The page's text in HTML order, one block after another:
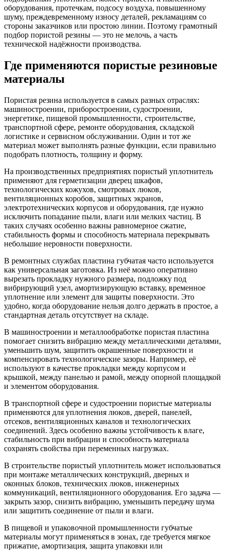
оборудования, протечкам, подсосу воздуха, повышенному
шуму, преждевременному износу деталей, рекламациям со
стороны заказчиков или простою линии. Поэтому грамотный
подбор пористой резины — это не мелочь, а часть
технической надёжности производства.
Где применяются пористые резиновые
материалы
Пористая резина используется в самых разных отраслях:
машиностроении, приборостроении, судостроении,
энергетике, пищевой промышленности, строительстве,
транспортной сфере, ремонте оборудования, складской
логистике и сервисном обслуживании. Один и тот же
материал может выполнять разные функции, если правильно
подобрать плотность, толщину и форму.
На производственных предприятиях пористый уплотнитель
применяют для герметизации дверец шкафов,
технологических кожухов, смотровых люков,
вентиляционных коробов, защитных экранов,
электротехнических корпусов и оборудования, где нужно
исключить попадание пыли, влаги или мелких частиц. В
таких случаях особенно важны равномерное сжатие,
стабильность формы и способность материала перекрывать
небольшие неровности поверхности.
В ремонтных службах пластина губчатая часто используется
как универсальная заготовка. Из неё можно оперативно
вырезать прокладку нужного размера, подложку под
вибрирующий узел, амортизирующую вставку, временное
уплотнение или элемент для защиты поверхности. Это
удобно, когда оборудование нельзя долго держать в простое, а
стандартная деталь отсутствует на складе.
В машиностроении и металлообработке пористая пластина
помогает снизить вибрацию между металлическими деталями,
уменьшить шум, защитить окрашенные поверхности и
компенсировать технологические зазоры. Например, её
используют в качестве прокладки между корпусом и
крышкой, между панелью и рамой, между опорной площадкой
и элементом оборудования.
В транспортной сфере и судостроении пористые материалы
применяются для уплотнения люков, дверей, панелей,
отсеков, вентиляционных каналов и технологических
соединений. Здесь особенно важны устойчивость к влаге,
стабильность при вибрации и способность материала
сохранять свойства при переменных нагрузках.
В строительстве пористый уплотнитель может использоваться
при монтаже металлических конструкций, дверных и
оконных блоков, технических люков, инженерных
коммуникаций, вентиляционного оборудования. Его задача —
закрыть зазор, снизить вибрацию, уменьшить передачу шума
или защитить соединение от пыли и влаги.
В пищевой и упаковочной промышленности губчатые
материалы могут применяться в зонах, где требуется мягкое
прижатие, амортизация, защита упаковки или